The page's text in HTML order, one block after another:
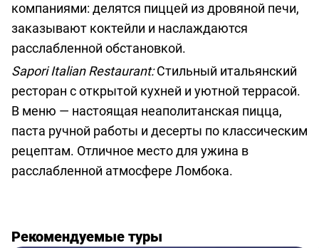
компаниями: делятся пиццей из дровяной печи,
заказывают коктейли и наслаждаются
расслабленной обстановкой.
Sapori Italian Restaurant:Стильный итальянский
ресторан с открытой кухней и уютной террасой.
В меню — настоящая неаполитанская пицца,
паста ручной работы и десерты по классическим
рецептам. Отличное место для ужина в
расслабленной атмосфере Ломбока.
Рекомендуемые туры